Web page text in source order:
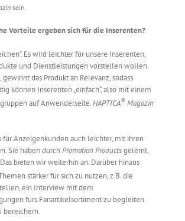
sein.
Vorteile ergeben sich für die Inserenten?
Es wird leichter für unsere Inserenten,
und Dienstleistungen vorstellen wollen.
das Produkt an Relevanz, sodass
können Inserenten „einfach“, also mit einem
auf Anwenderseite.HAPTICA® Magazin
Anzeigenkunden auch leichter, mit ihren
Sie haben durchPromotion Productsgelernt,
bieten wir weiterhin an. Darüber hinaus
stärker für sich zu nutzen, z.B. die
ein Interview mit dem
fürs Fanartikelsortiment zu begleiten
bereichern.